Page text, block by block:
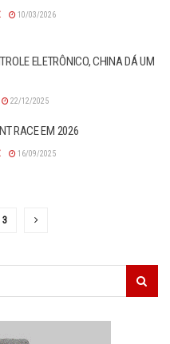
10/03/2026
ELETRÔNICO, CHINA DÁ UM
22/12/2025
RACE EM 2026
16/09/2025
3